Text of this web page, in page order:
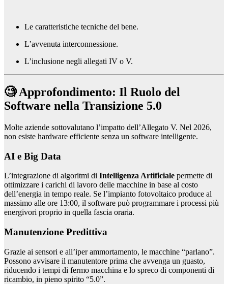
Le caratteristiche tecniche del bene.
L’avvenuta interconnessione.
L’inclusione negli allegati IV o V.
🧐 Approfondimento: Il Ruolo del
Software nella Transizione 5.0
Molte aziende sottovalutano l’impatto dell’Allegato V. Nel 2026,
non esiste hardware efficiente senza un software intelligente.
AI e Big Data
L’integrazione di algoritmi di Intelligenza Artificiale permette di
ottimizzare i carichi di lavoro delle macchine in base al costo
dell’energia in tempo reale. Se l’impianto fotovoltaico produce al
massimo alle ore 13:00, il software può programmare i processi più
energivori proprio in quella fascia oraria.
Manutenzione Predittiva
Grazie ai sensori e all’iper ammortamento, le macchine “parlano”.
Possono avvisare il manutentore prima che avvenga un guasto,
riducendo i tempi di fermo macchina e lo spreco di componenti di
ricambio, in pieno spirito “5.0”.